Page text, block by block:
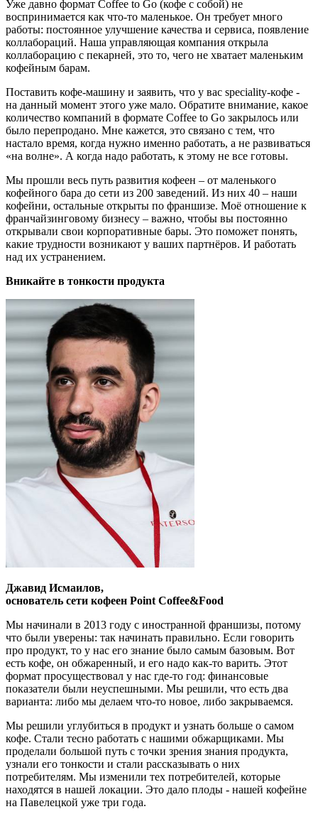
Уже давно формат Coffee to Go (кофе с собой) не
воспринимается как что-то маленькое. Он требует много
работы: постоянное улучшение качества и сервиса, появление
коллабораций. Наша управляющая компания открыла
коллаборацию с пекарней, это то, чего не хватает маленьким
кофейным барам.
Поставить кофе-машину и заявить, что у вас speciality-кофе -
на данный момент этого уже мало. Обратите внимание, какое
количество компаний в формате Coffee to Go закрылось или
было перепродано. Мне кажется, это связано с тем, что
настало время, когда нужно именно работать, а не развиваться
«на волне». А когда надо работать, к этому не все готовы.
Мы прошли весь путь развития кофеен – от маленького
кофейного бара до сети из 200 заведений. Из них 40 – наши
кофейни, остальные открыты по франшизе. Моё отношение к
франчайзинговому бизнесу – важно, чтобы вы постоянно
открывали свои корпоративные бары. Это поможет понять,
какие трудности возникают у ваших партнёров. И работать
над их устранением.
Вникайте в тонкости продукта
Джавид Исмаилов,
основатель сети кофеен Point Coffee&Food
Мы начинали в 2013 году с иностранной франшизы, потому
что были уверены: так начинать правильно. Если говорить
про продукт, то у нас его знание было самым базовым. Вот
есть кофе, он обжаренный, и его надо как-то варить. Этот
формат просуществовал у нас где-то год: финансовые
показатели были неуспешными. Мы решили, что есть два
варианта: либо мы делаем что-то новое, либо закрываемся.
Мы решили углубиться в продукт и узнать больше о самом
кофе. Стали тесно работать с нашими обжарщиками. Мы
проделали большой путь с точки зрения знания продукта,
узнали его тонкости и стали рассказывать о них
потребителям. Мы изменили тех потребителей, которые
находятся в нашей локации. Это дало плоды - нашей кофейне
на Павелецкой уже три года.